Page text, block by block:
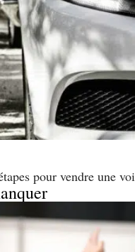
pour vendre une